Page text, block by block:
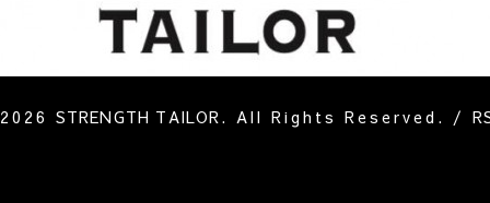
STRENGTH TAILOR. All Rights Reserved. /